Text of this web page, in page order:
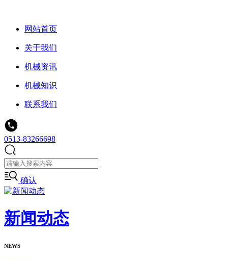
网站首页
关于我们
机械资讯
机械知识
联系我们
0513-83266698
确认
新闻动态
NEWS